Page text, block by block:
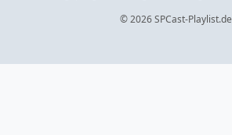
© 2026 SPCast-Playlist.de